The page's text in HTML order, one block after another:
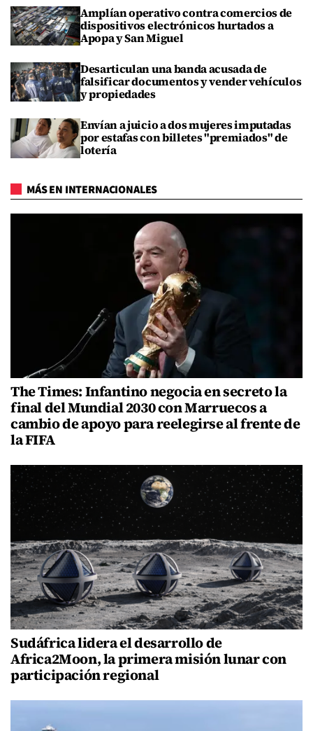
Amplían operativo contra comercios de
dispositivos electrónicos hurtados a
Apopa y San Miguel
Desarticulan una banda acusada de
falsificar documentos y vender vehículos
y propiedades
Envían a juicio a dos mujeres imputadas
por estafas con billetes "premiados" de
lotería
MÁS EN INTERNACIONALES
The Times: Infantino negocia en secreto la
final del Mundial 2030 con Marruecos a
cambio de apoyo para reelegirse al frente de
la FIFA
Sudáfrica lidera el desarrollo de
Africa2Moon, la primera misión lunar con
participación regional